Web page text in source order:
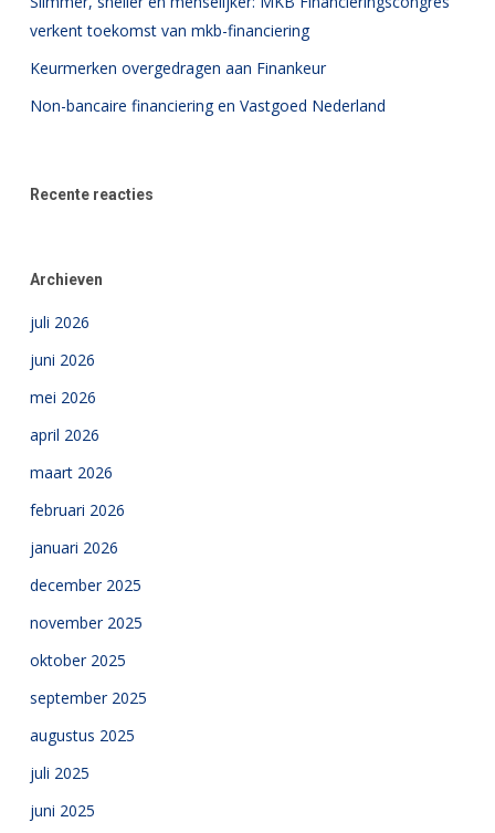
verkent toekomst van mkb-financiering
Keurmerken overgedragen aan Finankeur
Non-bancaire financiering en Vastgoed Nederland
Recente reacties
Archieven
juli 2026
juni 2026
mei 2026
april 2026
maart 2026
februari 2026
januari 2026
december 2025
november 2025
oktober 2025
september 2025
augustus 2025
juli 2025
juni 2025